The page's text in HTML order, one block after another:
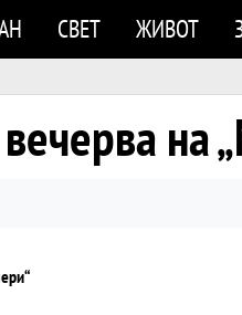
СВЕТ ЖИВОТ
вечерва